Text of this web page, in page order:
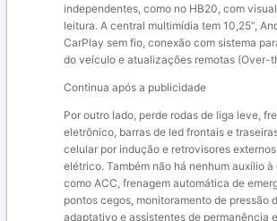
independentes, como no HB20, com
leitura. A central multimídia tem 10,25”,
CarPlay sem fio, conexão com sistema
do veículo e atualizações remotas (Over-
Continua após a publicidade
Por outro lado, perde rodas de liga leve,
eletrônico, barras de led frontais e
celular por indução e retrovisores
elétrico. Também não há nenhum auxílio à
como ACC, frenagem automática de
pontos cegos, monitoramento de pressão
adaptativo e assistentes de permanência